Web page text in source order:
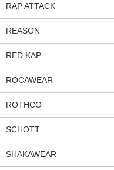
RAP ATTACK
REASON
RED KAP
ROCAWEAR
ROTHCO
SCHOTT
SHAKAWEAR